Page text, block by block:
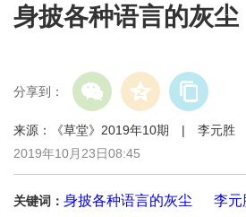
身披各种语言的灰尘
分享到：
来源：《草堂》2019年10期 | 李元
2019年10月23日08:45
关键词： 身披各种语言的灰尘 李元